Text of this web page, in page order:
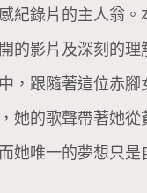
紀錄片的主人翁。
的影片及深刻的理
，跟隨著這位赤腳
她的歌聲帶著她從
她唯一的夢想只是